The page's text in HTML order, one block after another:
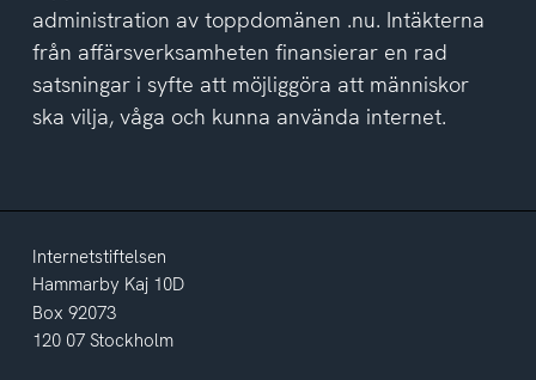
administration av toppdomänen .nu. Intäkterna
från affärsverksamheten finansierar en rad
satsningar i syfte att möjliggöra att människor
ska vilja, våga och kunna använda internet.
Internetstiftelsen
Hammarby Kaj 10D
Box 92073
120 07 Stockholm